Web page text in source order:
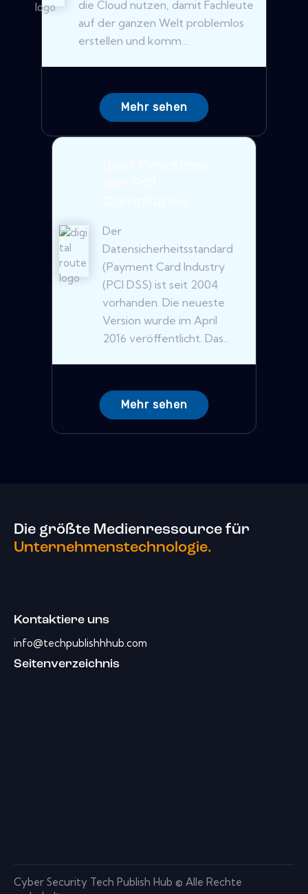
die Cloud nutzen, damit Fachleute
auf der ganzen Welt problemlos
erstellen und komm...
Mehr sehen
Der
Datensicherheitsstandard
(Payment Card Industry
(PCI DSS) ist seit 2004
vorhanden. Die neueste
Version wurde im April
2016 veröffentlicht. Das...
Mehr sehen
Die größte Medienressource für
Unternehmenstechnologie.
Kontaktiere uns
info@techpublishhhub.com
Seitenverzeichnis
Cyber ​​Security Tech Publish Hub © Alle Rechte